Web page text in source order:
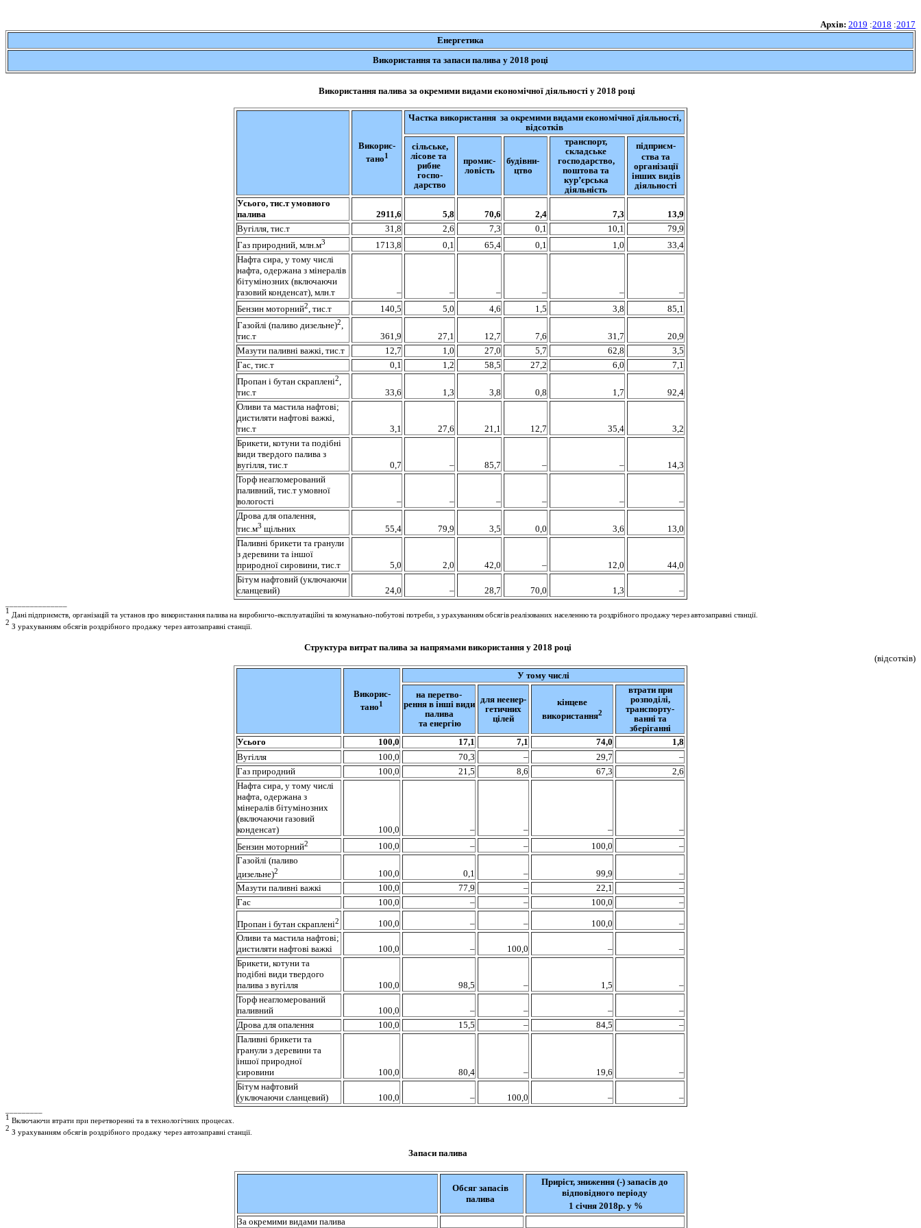
Архів: 2019 :2018 :2017
Енергетика
Використання та запаси палива у 2018 році
Використання палива за окремими видами економічної діяльності у 2018 році
Викорис-
тано1
Частка використання за окремими видами економічної діяльності,
відсотків
сільське,
лісове та
рибне
госпо-
дарство
промис-
ловість
будівни-
цтво
транспорт,
складське
господарство,
поштова та
кур’єрська
діяльність
підприєм-
ства та
організації
інших видів
діяльності
Усього, тис.т умовного
палива
2911,6 5,8 70,6 2,4 7,3
13,9
Вугілля, тис.т
31,8 2,6 7,3 0,1 10,1
79,9
Газ природний, млн.м3 1713,8 0,1 65,4 0,1 1,0
33,4
Нафта сира, у тому числі
нафта, одержана з мінералів
бітумінозних (включаючи
газовий конденсат), млн.т
– – – – –
–
Бензин моторний2, тис.т 140,5 5,0 4,6 1,5 3,8
85,1
Газойлі (паливо дизельне)2,
тис.т
361,9 27,1 12,7 7,6 31,7
20,9
Мазути паливні важкі, тис.т
12,7 1,0 27,0 5,7 62,8
3,5
Гас, тис.т
0,1 1,2 58,5 27,2 6,0
7,1
Пропан і бутан скраплені2,
тис.т
33,6 1,3 3,8 0,8 1,7
92,4
Оливи та мастила нафтові;
дистиляти нафтові важкі,
тис.т
3,1 27,6 21,1 12,7 35,4
3,2
Брикети, котуни та подібні
види твердого палива з
вугілля, тис.т
0,7 – 85,7 – –
14,3
Торф неагломерований
паливний, тис.т умовної
вологості
– – – – –
–
Дрова для опалення,
тис.м3 щільних 55,4 79,9 3,5 0,0 3,6
13,0
Паливні брикети та гранули
з деревини та іншої
природної сировини, тис.т
5,0 2,0 42,0 – 12,0
44,0
Бітум нафтовий (уключаючи
сланцевий)
24,0 – 28,7 70,0 1,3 –
1
Дані підприємств, організацій та установ про використання палива на виробничо-експлуатаційні та комунально-побутові потреби, з урахуванням обсягів реалізованих населенню та роздрібного продажу через автозаправні станції.
2
З урахуванням обсягів роздрібного продажу через автозаправні станції.
Структура витрат палива за напрямами використання у 2018 році
(відсотків)
Викорис-
тано1
У тому числі
на перетво-
рення в інші види
палива
та енергію
для неенер-
гетичних
цілей
кінцеве
використання2
втрати при
розподілі,
транспорту-
ванні та
зберіганні
Усього
100,0 17,1 7,1 74,0
1,8
Вугілля
100,0 70,3 – 29,7
–
Газ природний
100,0 21,5 8,6 67,3
2,6
Нафта сира, у тому числі
нафта, одержана з
мінералів бітумінозних
(включаючи газовий
конденсат)
100,0 – – –
–
Бензин моторний2 100,0 – – 100,0
–
Газойлі (паливо
дизельне)2 100,0 0,1 – 99,9
–
Мазути паливні важкі
100,0 77,9 – 22,1
–
Гас
100,0 – – 100,0 –
Пропан і бутан скраплені2 100,0 – – 100,0
–
Оливи та мастила нафтові;
дистиляти нафтові важкі
100,0 – 100,0 –
–
Брикети, котуни та
подібні види твердого
палива з вугілля
100,0 98,5 – 1,5
–
Торф неагломерований
паливний
100,0 – – –
–
Дрова для опалення
100,0 15,5 – 84,5
–
Паливні брикети та
гранули з деревини та
іншої природної
сировини
100,0 80,4 – 19,6
–
Бітум нафтовий
(уключаючи сланцевий)
100,0 – 100,0 – –
1 Включаючи втрати при перетворенні та в технологічних процесах.
2
З урахуванням обсягів роздрібного продажу через автозаправні станції.
Запаси палива
Обсяг запасів
палива
Приріст, зниження (-) запасів до
відповідного періоду
1 січня 2018р. у %
За окремими видами палива